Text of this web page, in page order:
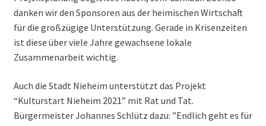
danken wir den Sponsoren aus der heimischen Wirtschaft
für die großzügige Unterstützung. Gerade in Krisenzeiten
ist diese über viele Jahre gewachsene lokale
Zusammenarbeit wichtig.
Auch die Stadt Nieheim unterstützt das Projekt
“Kulturstart Nieheim 2021” mit Rat und Tat.
Bürgermeister Johannes Schlütz dazu: ”Endlich geht es für